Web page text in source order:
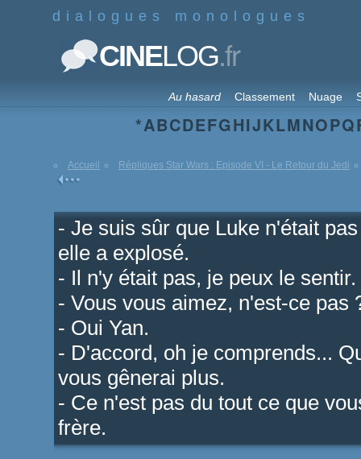
dialogues monologues
CINELOG.fr
Au hasard Classement Nuage
*ABCDEFGHIJKLMNOPQ
Accueil Répliques Star Wars : Episode VI - Le Retour du Jedi
- Je suis sûr que Luke n'était
elle a explosé.
- Il n'y était pas, je peux le sentir.
- Vous vous aimez, n'est-ce pas
- Oui Yan.
- D'accord, oh je comprends...
vous gênerai plus.
- Ce n'est pas du tout ce que
frère.